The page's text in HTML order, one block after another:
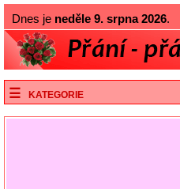
Dnes je neděle 9. srpna 2026.
KATEGORIE